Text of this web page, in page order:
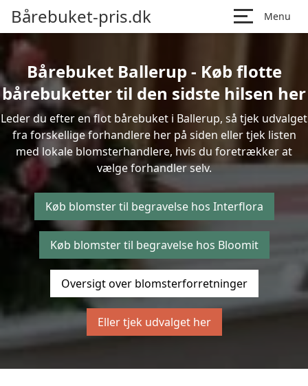
Bårebuket-pris.dk Menu
Bårebuket Ballerup - Køb flotte
bårebuketter til den sidste hilsen her
Leder du efter en flot bårebuket i Ballerup, så tjek udvalget
fra forskellige forhandlere her på siden eller tjek listen
med lokale blomsterhandlere, hvis du foretrækker at
vælge forhandler selv.
Køb blomster til begravelse hos Interflora
Køb blomster til begravelse hos Bloomit
Oversigt over blomsterforretninger
Eller tjek udvalget her